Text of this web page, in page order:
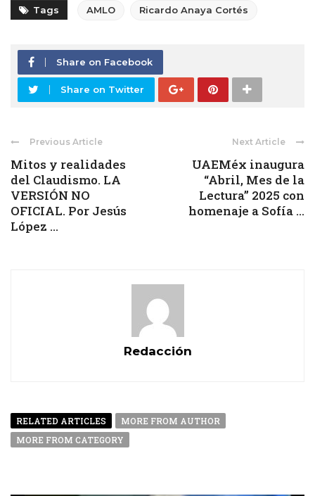
Tags AMLO Ricardo Anaya Cortés
Share on Facebook
Share on Twitter
Previous Article
Mitos y realidades
del Claudismo. LA
VERSIÓN NO
OFICIAL. Por Jesús
López ...
Next Article
UAEMéx inaugura
“Abril, Mes de la
Lectura” 2025 con
homenaje a Sofía ...
Redacción
RELATED ARTICLES
MORE FROM AUTHOR
MORE FROM CATEGORY